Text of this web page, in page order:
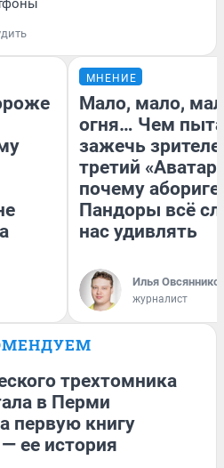
МНЕНИЕ
Мало, мало,
огня… Чем
зажечь
третий
почему
Пандоры всё
нас удивлять
Илья
журналист
трехтомника
в Перми
первую книгу
ее история